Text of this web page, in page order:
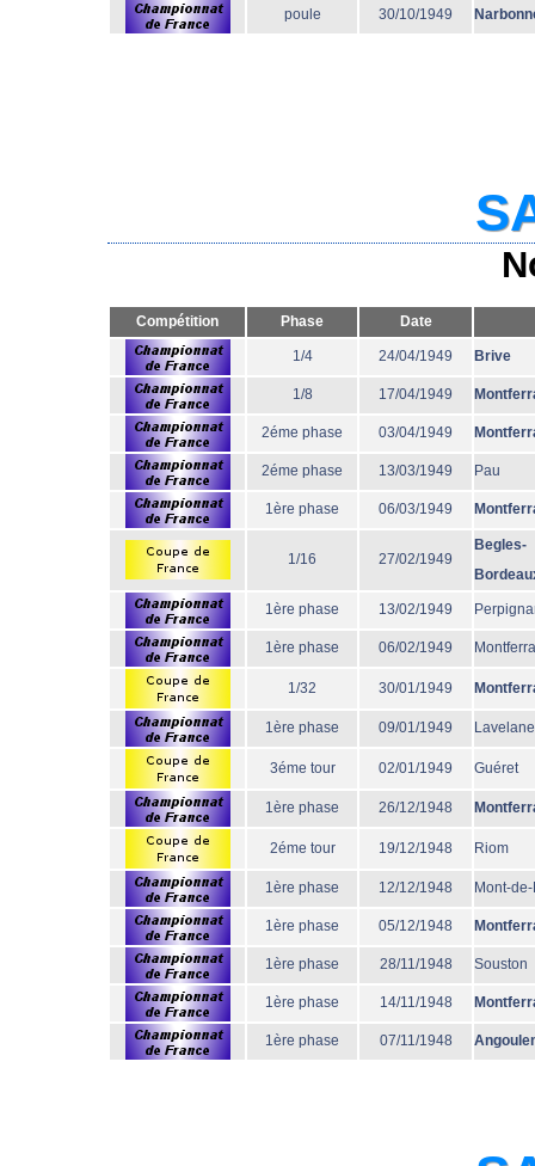
poule 30/10/1949
Compétition Phase Date
1/4 24/04/1949 Brive
1/8 17/04/1949
2éme phase 03/04/1949
2éme phase 13/03/1949 Pau
1ère phase 06/03/1949
1/16 27/02/1949
Begles-
1ère phase 13/02/1949
1ère phase 06/02/1949
1/32 30/01/1949
1ère phase 09/01/1949
3éme tour 02/01/1949 Guéret
1ère phase 26/12/1948
2éme tour 19/12/1948 Riom
1ère phase 12/12/1948 Mont-
1ère phase 05/12/1948
1ère phase 28/11/1948 Souston
1ère phase 14/11/1948
1ère phase 07/11/1948